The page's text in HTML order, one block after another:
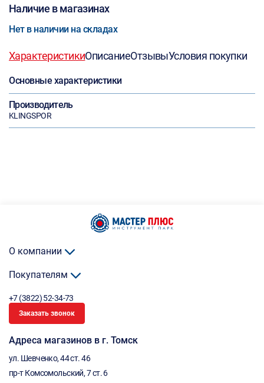
Наличие в магазинах
Нет в наличии на складах
ХарактеристикиОписаниеОтзывыУсловия покупки
Основные характеристики
Производитель
KLINGSPOR
О компании
Покупателям
+7 (3822) 52-34-73
Заказать звонок
Адреса магазинов в г. Томск
ул. Шевченко, 44 ст. 46
пр-т Комсомольский, 7 ст. 6